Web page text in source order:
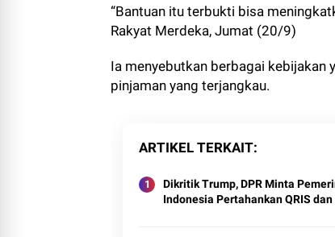
“Bantuan itu terbukti bisa
Rakyat Merdeka, Jumat (20/9)
Ia menyebutkan berbagai kebijakan
pinjaman yang terjangkau.
ARTIKEL TERKAIT
Dikritik Trump, DPR Minta
Indonesia Pertahankan QRIS dan